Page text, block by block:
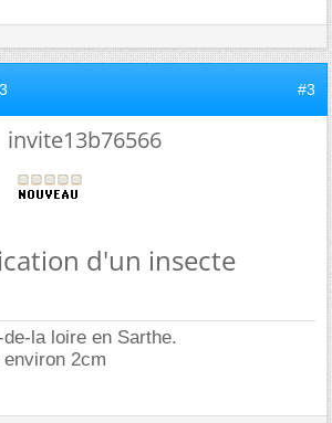
#3
invite13b76566
d'un insecte
la loire en Sarthe.
2cm